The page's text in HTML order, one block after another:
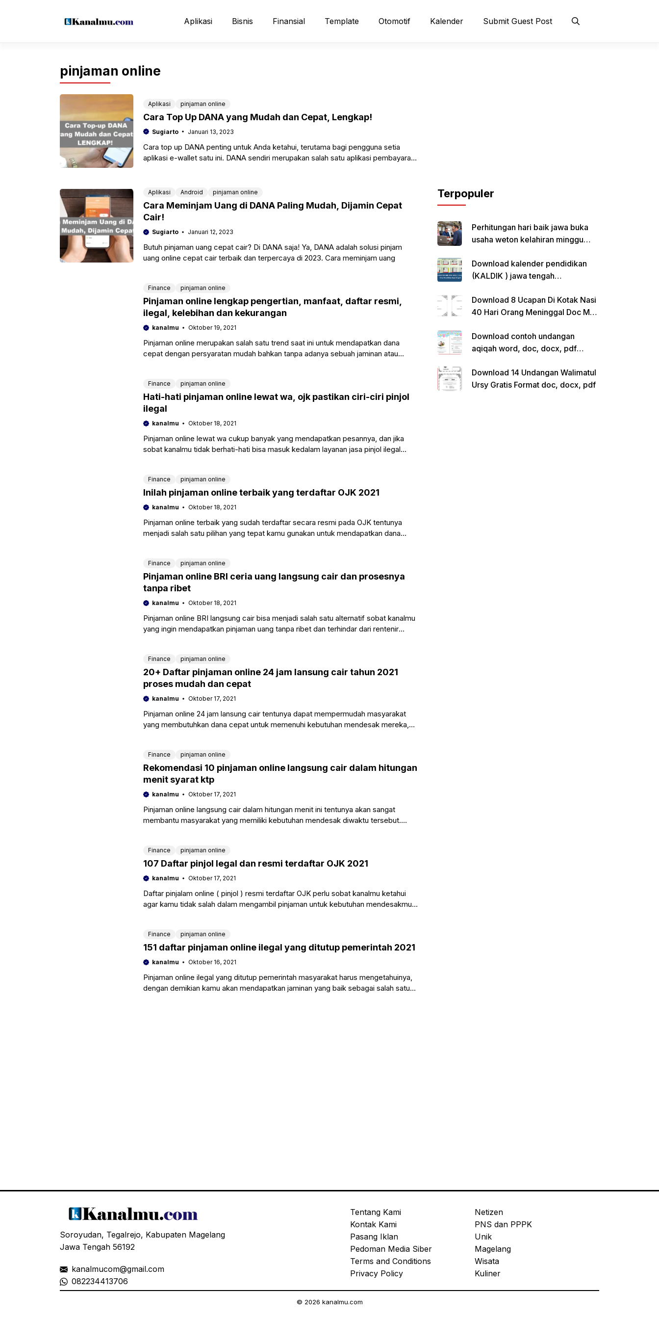
Aplikasi Bisnis Finansial Template Otomotif Kalender Submit Guest Post
pinjaman online
Aplikasi pinjaman online
Cara Top Up DANA yang Mudah dan Cepat, Lengkap!
Sugiarto Januari 13, 2023
Cara top up DANA penting untuk Anda ketahui, terutama bagi pengguna setia
aplikasi e-wallet satu ini. DANA sendiri merupakan salah satu aplikasi pembayaran
Aplikasi Android pinjaman online
Cara Meminjam Uang di DANA Paling Mudah, Dijamin Cepat
Cair!
Sugiarto Januari 12, 2023
Butuh pinjaman uang cepat cair? Di DANA saja! Ya, DANA adalah solusi pinjam
uang online cepat cair terbaik dan terpercaya di 2023. Cara meminjam uang
Finance pinjaman online
Pinjaman online lengkap pengertian, manfaat, daftar resmi,
ilegal, kelebihan dan kekurangan
kanalmu Oktober 19, 2021
Pinjaman online merupakan salah satu trend saat ini untuk mendapatkan dana
cepat dengan persyaratan mudah bahkan tanpa adanya sebuah jaminan atau
Finance pinjaman online
Hati-hati pinjaman online lewat wa, ojk pastikan ciri-ciri pinjol
ilegal
kanalmu Oktober 18, 2021
Pinjaman online lewat wa cukup banyak yang mendapatkan pesannya, dan jika
sobat kanalmu tidak berhati-hati bisa masuk kedalam layanan jasa pinjol ilegal
Finance pinjaman online
Inilah pinjaman online terbaik yang terdaftar OJK 2021
kanalmu Oktober 18, 2021
Pinjaman online terbaik yang sudah terdaftar secara resmi pada OJK tentunya
menjadi salah satu pilihan yang tepat kamu gunakan untuk mendapatkan dana
Finance pinjaman online
Pinjaman online BRI ceria uang langsung cair dan prosesnya
tanpa ribet
kanalmu Oktober 18, 2021
Pinjaman online BRI langsung cair bisa menjadi salah satu alternatif sobat kanalmu
yang ingin mendapatkan pinjaman uang tanpa ribet dan terhindar dari rentenir
Finance pinjaman online
20+ Daftar pinjaman online 24 jam lansung cair tahun 2021
proses mudah dan cepat
kanalmu Oktober 17, 2021
Pinjaman online 24 jam lansung cair tentunya dapat mempermudah masyarakat
yang membutuhkan dana cepat untuk memenuhi kebutuhan mendesak mereka,
Finance pinjaman online
Rekomendasi 10 pinjaman online langsung cair dalam hitungan
menit syarat ktp
kanalmu Oktober 17, 2021
Pinjaman online langsung cair dalam hitungan menit ini tentunya akan sangat
membantu masyarakat yang memiliki kebutuhan mendesak diwaktu tersebut.
Finance pinjaman online
107 Daftar pinjol legal dan resmi terdaftar OJK 2021
kanalmu Oktober 17, 2021
Daftar pinjalam online ( pinjol ) resmi terdaftar OJK perlu sobat kanalmu ketahui
agar kamu tidak salah dalam mengambil pinjaman untuk kebutuhan mendesakmu.
Finance pinjaman online
151 daftar pinjaman online ilegal yang ditutup pemerintah 2021
kanalmu Oktober 16, 2021
Pinjaman online ilegal yang ditutup pemerintah masyarakat harus mengetahuinya,
dengan demikian kamu akan mendapatkan jaminan yang baik sebagai salah satu
Terpopuler
Perhitungan hari baik jawa buka
usaha weton kelahiran minggu
Download kalender pendidikan
(KALDIK ) jawa tengah
Download 8 Ucapan Di Kotak Nasi
40 Hari Orang Meninggal Doc Ms.
Download contoh undangan
aqiqah word, doc, docx, pdf
Download 14 Undangan Walimatul
Ursy Gratis Format doc, docx, pdf
Soroyudan, Tegalrejo, Kabupaten Magelang
Jawa Tengah 56192
kanalmucom@gmail.com
082234413706
Tentang Kami
Kontak Kami
Pasang Iklan
Pedoman Media Siber
Terms and Conditions
Privacy Policy
Netizen
PNS dan PPPK
Unik
Magelang
Wisata
Kuliner
© 2026 kanalmu.com